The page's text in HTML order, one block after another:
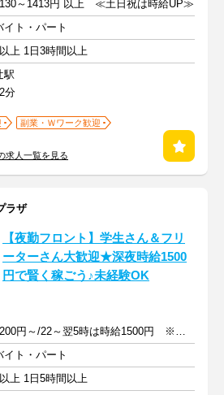
～1413円 以上 ≪土日祝は時給UP≫
イト・パート
上 1日3時間以上
駅
分
副業・Ｗワーク歓迎
求人一覧を見る
ラザ
【夜勤フロント】学生さん＆フリ
ーターさん大歓迎★深夜時給1500
円で賢く稼ごう♪未経験OK
時給1200円～/22～翌5時は時給1500円 ※交通費規定支給
イト・パート
上 1日5時間以上